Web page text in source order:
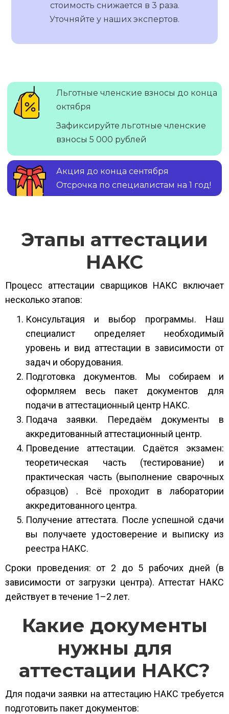
стоимость снижается в 3 раза.
Уточняйте у наших экспертов.
Льготные членские взносы до конца
октября
Зафиксируйте льготные членские
взносы 5 000 рублей
Акция до конца сентября
Отсрочка по специалистам на 1 год!
Этапы аттестации
НАКС
Процесс аттестации сварщиков НАКС включает
несколько этапов:
Консультация и выбор программы. Наш
специалист определяет необходимый
уровень и вид аттестации в зависимости от
задач и оборудования.
Подготовка документов. Мы собираем и
оформляем весь пакет документов для
подачи в аттестационный центр НАКС.
Подача заявки. Передаём документы в
аккредитованный аттестационный центр.
Проведение аттестации. Сдаётся экзамен:
теоретическая часть (тестирование) и
практическая часть (выполнение сварочных
образцов) . Всё проходит в лаборатории
аккредитованного центра.
Получение аттестата. После успешной сдачи
вы получаете удостоверение и выписку из
реестра НАКС.
Сроки проведения: от 2 до 5 рабочих дней (в
зависимости от загрузки центра). Аттестат НАКС
действует в течение 1–2 лет.
Какие документы
нужны для
аттестации НАКС?
Для подачи заявки на аттестацию НАКС требуется
подготовить пакет документов: